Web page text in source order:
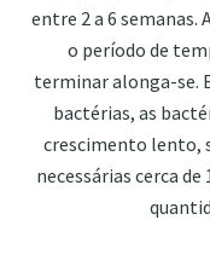
entre 2 a 6 semanas.
o período de
terminar alonga-se.
bactérias, as
crescimento lento,
necessárias cerca